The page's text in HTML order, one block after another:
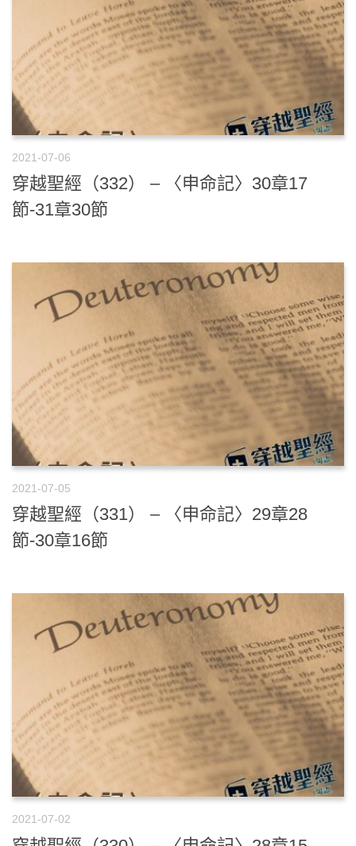
2021-07-06
穿越聖經（332） – 〈申命記〉30章17
節-31章30節
2021-07-05
穿越聖經（331） – 〈申命記〉29章28
節-30章16節
2021-07-02